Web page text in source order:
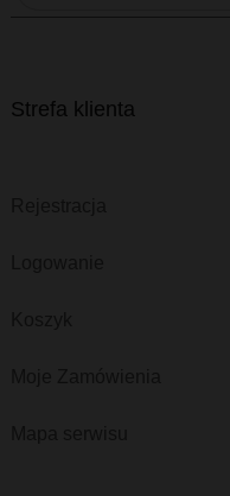
Strefa klienta